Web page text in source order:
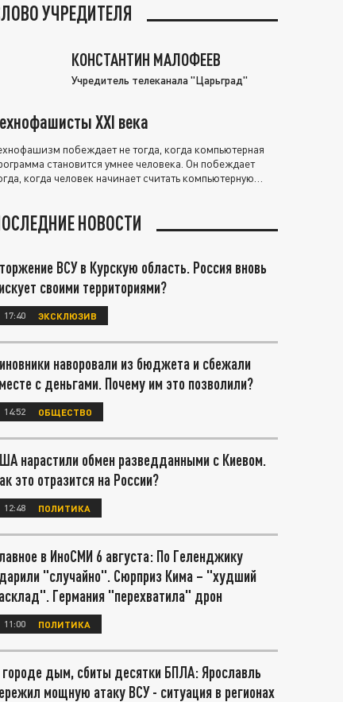
УЧРЕДИТЕЛЯ
КОНСТАНТИН МАЛОФЕЕВ
Учредитель телеканала "Царьград"
XXI века
побеждает не тогда, когда компьютерная
становится умнее человека. Он побеждает
когда человек начинает считать компьютерную
НОВОСТИ
ВСУ в Курскую область. Россия вновь
своими территориями?
17:40 ЭКСКЛЮЗИВ
наворовали из бюджета и сбежали
с деньгами. Почему им это позволили?
14:52 ОБЩЕСТВО
нарастили обмен разведданными с Киевом.
это отразится на России?
12:48 ПОЛИТИКА
в ИноСМИ 6 августа: По Геленджику
"случайно". Сюрприз Кима – "худший
Германия "перехватила" дрон
11:00 ПОЛИТИКА
городе дым, сбиты десятки БПЛА: Ярославль
мощную атаку ВСУ - ситуация в регионах